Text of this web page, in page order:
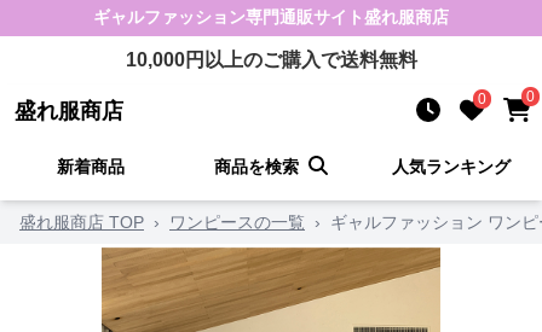
ギャルファッション専門通販サイト盛れ服商店
10,000円以上のご購入で送料無料
盛れ服商店 0 0
新着商品 商品を検索 人気ランキング
盛れ服商店 TOP › ワンピースの一覧 › ギャルファッション ワン